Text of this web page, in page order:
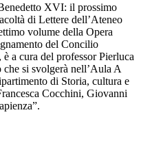
XVI: il prossimo
di Lettere dell’Ateneo
volume della Opera
del Concilio
a cura del professor Pierluca
che si svolgerà nell’Aula A
di Storia, cultura e
Cocchini, Giovanni